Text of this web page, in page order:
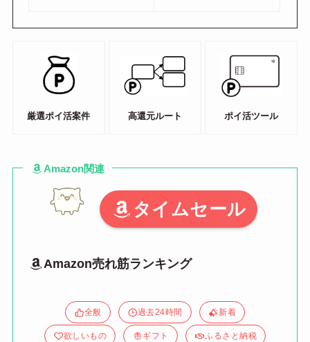
厳選ポイ活案件 高還元ルート ポイ活ツール
Amazon関連
タイムセール
Amazon売れ筋ランキング
全般 過去24時間 新着
欲しいもの ギフト ふるさと納税